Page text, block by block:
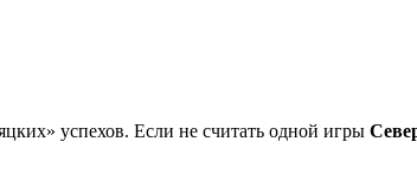
успехов. Если не считать одной игры